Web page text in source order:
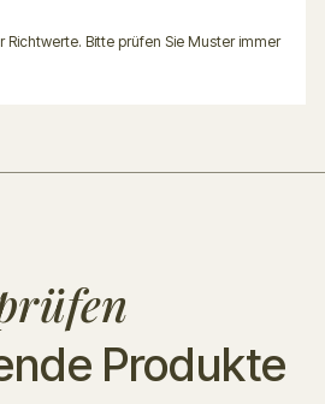
Richtwerte. Bitte prüfen Sie Muster immer
Produkte